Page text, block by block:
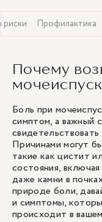
Профилактика
Почему
Боль при
симптом, а важный
Причинами могут
такие как цистит
состояния,
даже камни в
природе боли,
и симптомы,
происходит в